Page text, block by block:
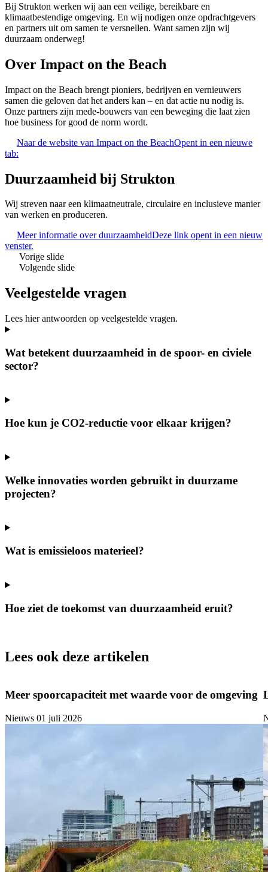
Bij Strukton werken wij aan een veilige, bereikbare en
klimaatbestendige omgeving. En wij nodigen onze opdrachtgevers
en partners uit om samen te versnellen. Want samen zijn wij
duurzaam onderweg!
Over Impact on the Beach
Impact on the Beach brengt pioniers, bedrijven en vernieuwers
samen die geloven dat het anders kan – en dat actie nu nodig is.
Onze partners zijn mede-bouwers van een beweging die laat zien
hoe business for good de norm wordt.
Naar de website van Impact on the BeachOpent in een nieuwe
tab:
Duurzaamheid bij Strukton
Wij streven naar een klimaatneutrale, circulaire en inclusieve manier
van werken en produceren.
Meer informatie over duurzaamheidDeze link opent in een nieuw
venster.
Vorige slide
Volgende slide
Veelgestelde vragen
Lees hier antwoorden op veelgestelde vragen.
Wat betekent duurzaamheid in de spoor- en civiele
sector?
Hoe kun je CO2-reductie voor elkaar krijgen?
Welke innovaties worden gebruikt in duurzame
projecten?
Wat is emissieloos materieel?
Hoe ziet de toekomst van duurzaamheid eruit?
Lees ook deze artikelen
Meer spoorcapaciteit met waarde voor de omgeving
Nieuws 01 juli 2026